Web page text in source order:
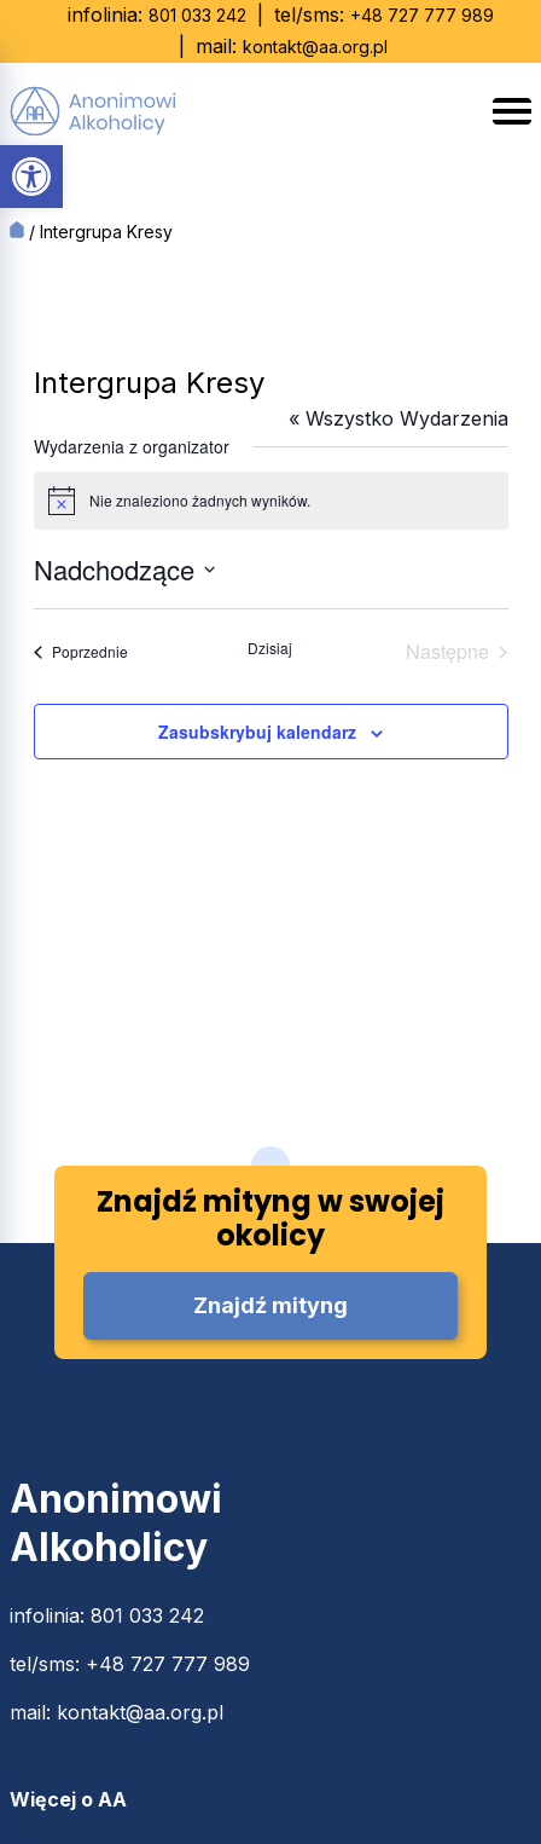
Otwórz pasek narzędzi
infolinia: 801 033 242 tel/sms: +48 727 777 989
mail: kontakt@aa.org.pl
/ Intergrupa Kresy
Intergrupa Kresy
« Wszystko Wydarzenia
Wydarzenia z organizator
Powiadomienie
Nie znaleziono żadnych wyników.
Nadchodzące
Wybierz
PoprzednieWydarzenia Dzisiaj
Następne
Zasubskrybuj kalendarz
Znajdź mityng w swojej
okolicy
Znajdź mityng
Anonimowi
Alkoholicy
infolinia: 801 033 242
tel/sms: +48 727 777 989
mail: kontakt@aa.org.pl
Więcej o AA